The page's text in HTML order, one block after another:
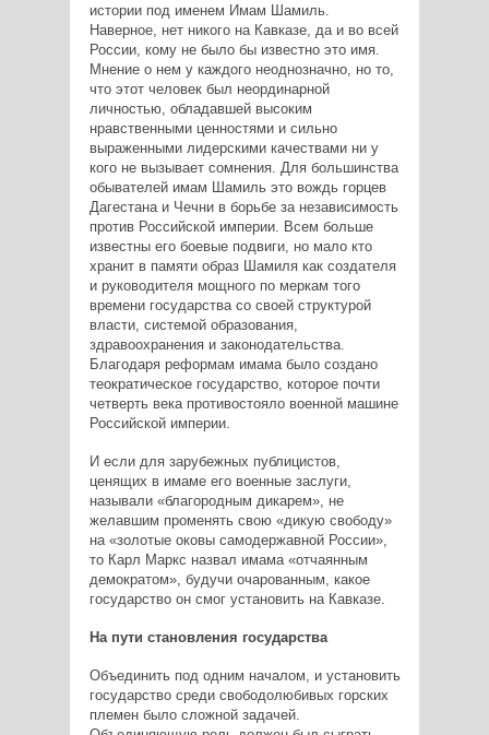
истории под именем Имам Шамиль.
Наверное, нет никого на Кавказе, да и во всей
России, кому не было бы известно это имя.
Мнение о нем у каждого неоднозначно, но то,
что этот человек был неординарной
личностью, обладавшей высоким
нравственными ценностями и сильно
выраженными лидерскими качествами ни у
кого не вызывает сомнения. Для большинства
обывателей имам Шамиль это вождь горцев
Дагестана и Чечни в борьбе за независимость
против Российской империи. Всем больше
известны его боевые подвиги, но мало кто
хранит в памяти образ Шамиля как создателя
и руководителя мощного по меркам того
времени государства со своей структурой
власти, системой образования,
здравоохранения и законодательства.
Благодаря реформам имама было создано
теократическое государство, которое почти
четверть века противостояло военной машине
Российской империи.
И если для зарубежных публицистов,
ценящих в имаме его военные заслуги,
называли «благородным дикарем», не
желавшим променять свою «дикую свободу»
на «золотые оковы самодержавной России»,
то Карл Маркс назвал имама «отчаянным
демократом», будучи очарованным, какое
государство он смог установить на Кавказе.
На пути становления государства
Объединить под одним началом, и установить
государство среди свободолюбивых горских
племен было сложной задачей.